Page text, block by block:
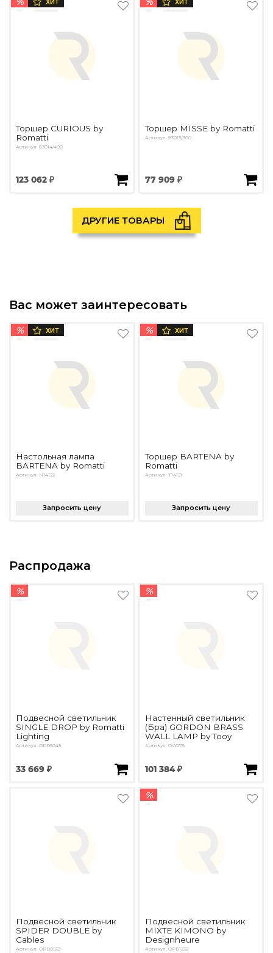
ХИТ
Торшер CURIOUS by
Romatti
Артикул: 83014/400
123 062 ₽
ХИТ
Торшер MISSE by Romatti
Артикул: 83013/300
77 909 ₽
ДРУГИЕ ТОВАРЫ
Вас может заинтересовать
% ХИТ
Настольная лампа
BARTENA by Romatti
Артикул: N14122
Запросить цену
% ХИТ
Торшер BARTENA by
Romatti
Артикул: T14121
Запросить цену
Распродажа
%
Подвесной светильник
SINGLE DROP by Romatti
Lighting
Артикул: OPD5049
33 669 ₽
%
Настенный светильник
(Бра) GORDON BRASS
WALL LAMP by Tooy
Артикул: OW275
101 384 ₽
Подвесной светильник
SPIDER DOUBLE by
Cables
Артикул: OPD0933
%
Подвесной светильник
MIXTE KIMONO by
Designheure
Артикул: OPD1232